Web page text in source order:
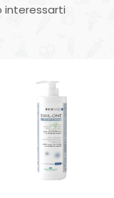
interessarti